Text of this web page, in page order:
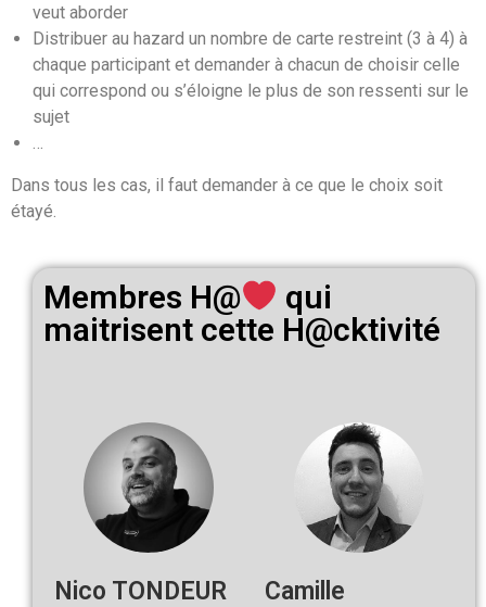
veut aborder
Distribuer au hazard un nombre de carte restreint (3 à 4) à
chaque participant et demander à chacun de choisir celle
qui correspond ou s’éloigne le plus de son ressenti sur le
sujet
Dans tous les cas, il faut demander à ce que le choix soit
étayé.
Membres H@
qui
maitrisent cette H@cktivité
Nico TONDEUR
Camille